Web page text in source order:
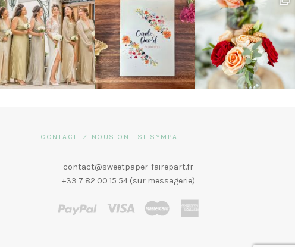
CONTACTEZ-NOUS ON EST SYMPA !
contact@sweetpaper-fairepart.fr
+33 7 82 00 15 54 (sur messagerie)